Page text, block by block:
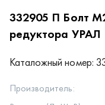
332905 П Болт
редуктора УРАЛ
Каталожный номер:
Производитель: